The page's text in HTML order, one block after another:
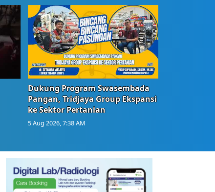
Dukung Program Swasembada
Pangan, Tridjaya Group Ekspansi
ke Sektor Pertanian
5 Aug 2026, 7:38 AM